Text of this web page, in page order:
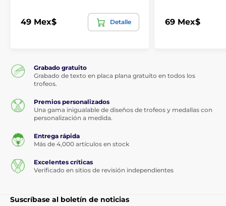
49 Mex$ Detalle 69 Mex$
Grabado gratuito
Grabado de texto en placa plana gratuito en todos los
trofeos.
Premios personalizados
Una gama inigualable de diseños de trofeos y medallas con
personalización a medida.
Entrega rápida
Más de 4,000 artículos en stock
Excelentes críticas
Verificado en sitios de revisión independientes
Suscríbase al boletín de noticias